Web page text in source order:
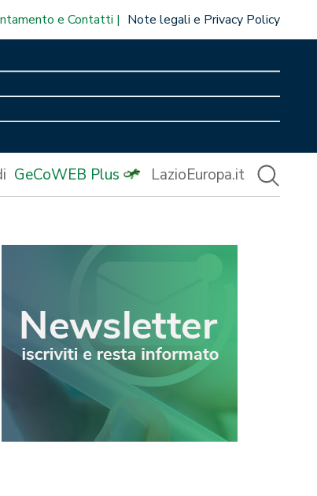
e Contatti Note legali e Privacy Policy
GeCoWEB Plus LazioEuropa.it